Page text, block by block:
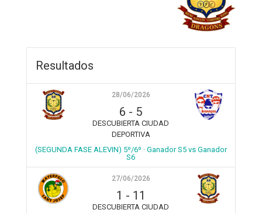
Resultados
28/06/2026
6 - 5
DESCUBIERTA CIUDAD
DEPORTIVA
(SEGUNDA FASE ALEVIN) 5º/6º · Ganador S5 vs Ganador
S6
27/06/2026
1 - 11
DESCUBIERTA CIUDAD